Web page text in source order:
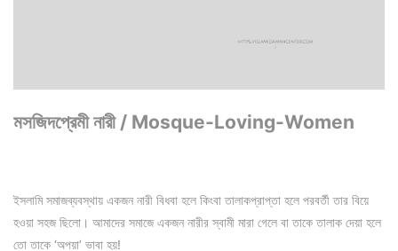
মসজিদপ্রেমী নারী / Mosque-Loving-Women
ইসলামি সমাজব্যবস্থায় একজন নারী বিধবা হলে কিংবা তালাকপ্রাপ্তা হলে পরবর্তী তার বিয়ে
হওয়া সহজ ছিলো। আমাদের সমাজে একজন নারীর স্বামী মারা গেলে বা তাকে তালাক দেয়া হলে
তো তাকে ‘অপয়া’ ভাবা হয়!